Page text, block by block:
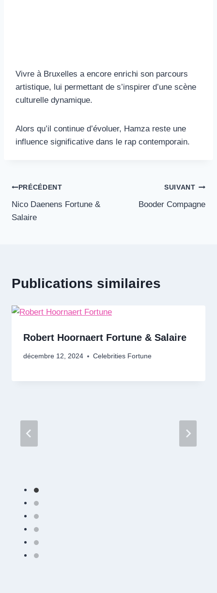
Vivre à Bruxelles a encore enrichi son parcours
artistique, lui permettant de s’inspirer d’une scène
culturelle dynamique.
Alors qu’il continue d’évoluer, Hamza reste une
influence significative dans le rap contemporain.
Navigation
de
PRÉCÉDENT
Nico Daenens Fortune &
Salaire
SUIVANT
Booder Compagne
Publications similaires
Robert Hoornaert Fortune & Salaire
décembre 12, 2024 Celebrities Fortune